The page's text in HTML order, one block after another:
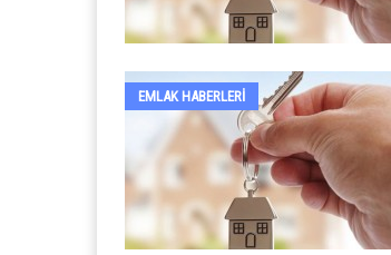
EMLAK HABERLERI